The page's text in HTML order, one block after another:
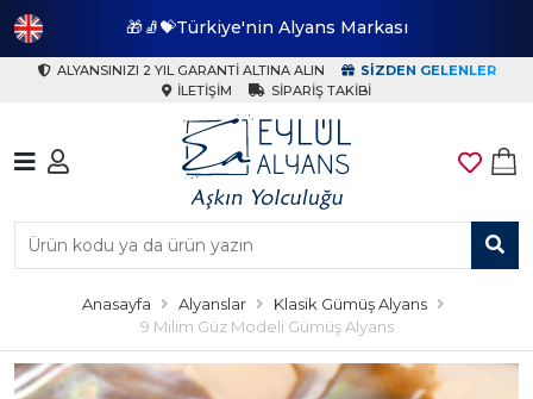
🎁🧦💝Türkiye'nin Alyans Markası
ALYANSINIZI 2 YIL GARANTI ALTINA ALIN
SIZDEN GELENLER
İLETIŞIM
SIPARIŞ TAKIBI
Anasayfa Alyanslar
Klasik Gümüş Alyans
9 Milim Güz Modeli Gümüş Alyans